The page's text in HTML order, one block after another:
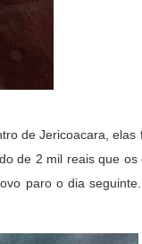
de Jericoacara, elas
de 2 mil reais que os
paro o dia